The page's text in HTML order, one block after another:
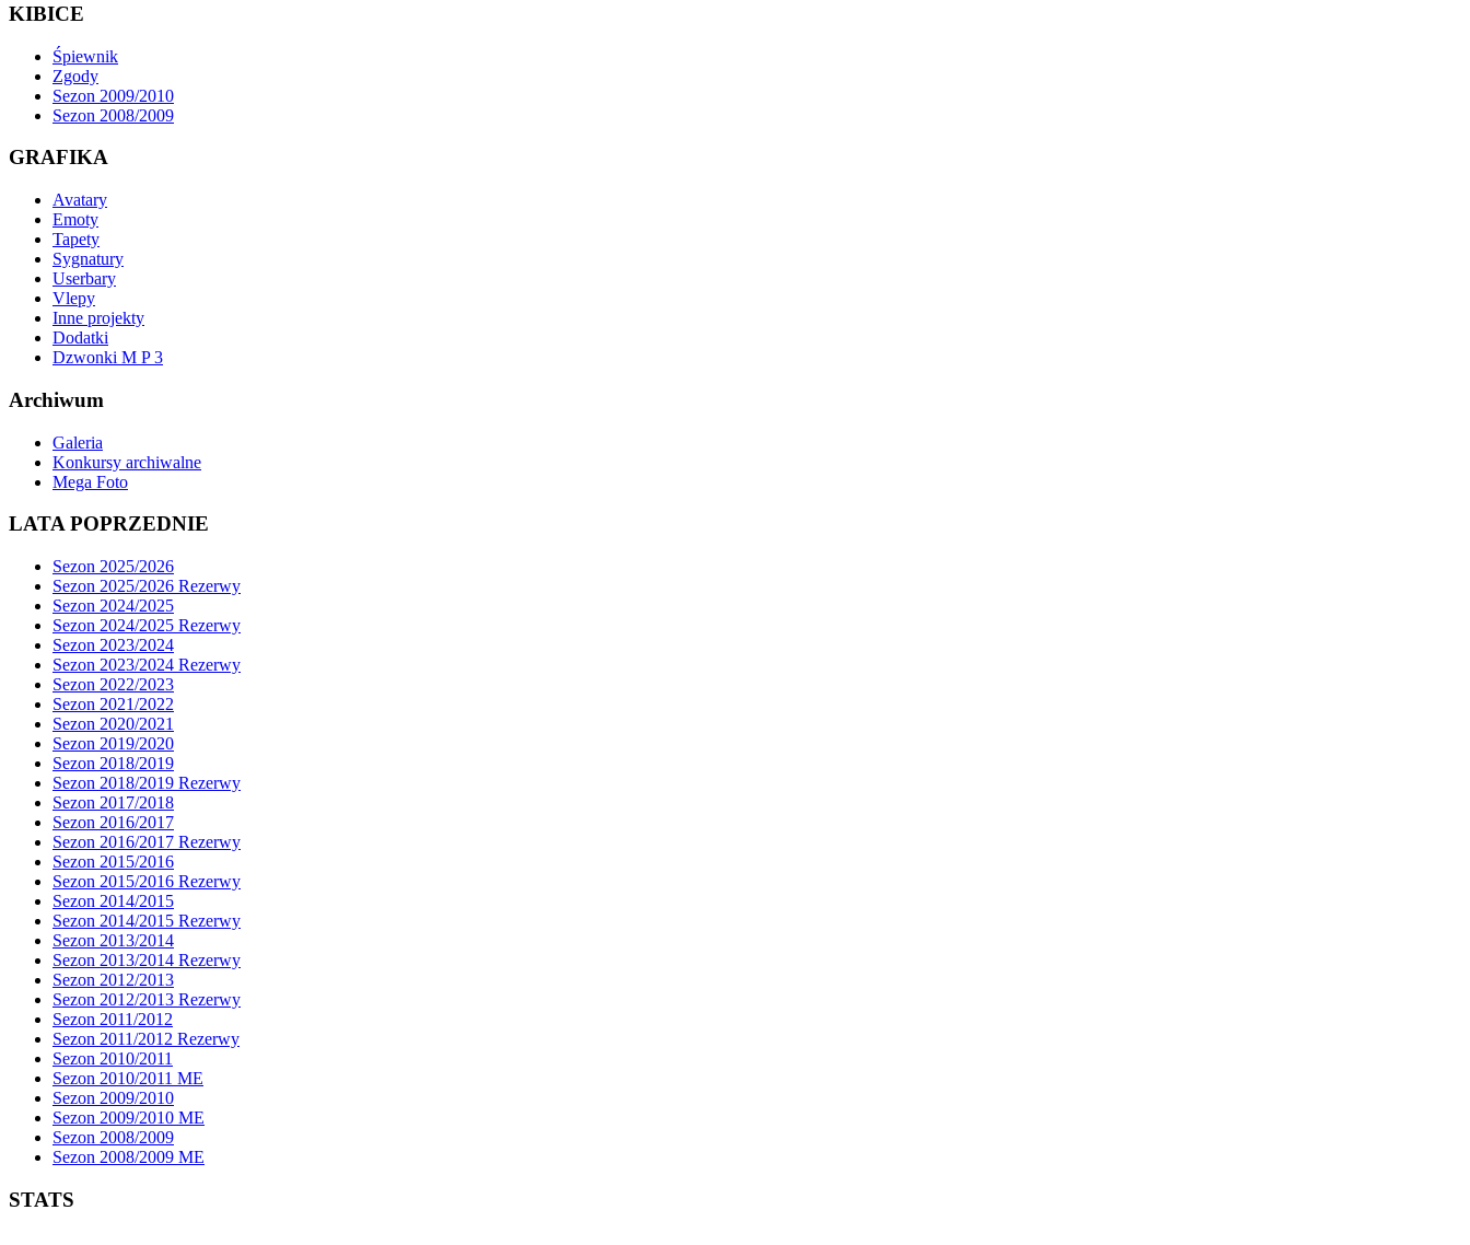
KIBICE
Śpiewnik
Zgody
Sezon 2009/2010
Sezon 2008/2009
GRAFIKA
Avatary
Emoty
Tapety
Sygnatury
Userbary
Vlepy
Inne projekty
Dodatki
Dzwonki M P 3
Archiwum
Galeria
Konkursy archiwalne
Mega Foto
LATA POPRZEDNIE
Sezon 2025/2026
Sezon 2025/2026 Rezerwy
Sezon 2024/2025
Sezon 2024/2025 Rezerwy
Sezon 2023/2024
Sezon 2023/2024 Rezerwy
Sezon 2022/2023
Sezon 2021/2022
Sezon 2020/2021
Sezon 2019/2020
Sezon 2018/2019
Sezon 2018/2019 Rezerwy
Sezon 2017/2018
Sezon 2016/2017
Sezon 2016/2017 Rezerwy
Sezon 2015/2016
Sezon 2015/2016 Rezerwy
Sezon 2014/2015
Sezon 2014/2015 Rezerwy
Sezon 2013/2014
Sezon 2013/2014 Rezerwy
Sezon 2012/2013
Sezon 2012/2013 Rezerwy
Sezon 2011/2012
Sezon 2011/2012 Rezerwy
Sezon 2010/2011
Sezon 2010/2011 ME
Sezon 2009/2010
Sezon 2009/2010 ME
Sezon 2008/2009
Sezon 2008/2009 ME
STATS